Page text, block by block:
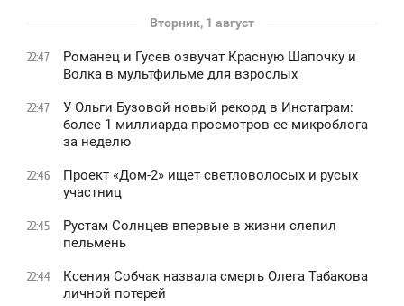
Вторник, 1 август
22:47
Романец и Гусев озвучат Красную Шапочку и
Волка в мультфильме для взрослых
22:47
У Ольги Бузовой новый рекорд в Инстаграм:
более 1 миллиарда просмотров ее микроблога
за неделю
22:46
Проект «Дом-2» ищет светловолосых и русых
участниц
22:45
Рустам Солнцев впервые в жизни слепил
пельмень
22:44
Ксения Собчак назвала смерть Олега Табакова
личной потерей